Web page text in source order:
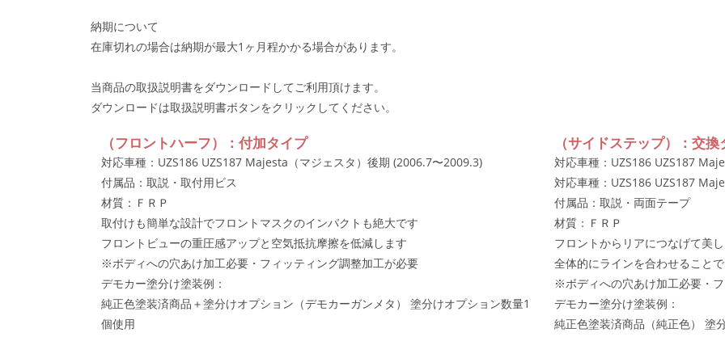
納期について
在庫切れの場合は納期が最大1ヶ月程かかる場合があります。
当商品の取扱説明書をダウンロードしてご利用頂けます。
ダウンロードは取扱説明書ボタンをクリックしてください。
（フロントハーフ）：付加タイプ
対応車種：UZS186 UZS187 Majesta（マジェスタ）後期 (2006.7〜2009.3)
付属品：取説・取付用ビス
材質：ＦＲＰ
取付けも簡単な設計でフロントマスクのインパクトも絶大です
フロントビューの重圧感アップと空気抵抗摩擦を低減します
※ボディへの穴あけ加工必要・フィッティング調整加工が必要
デモカー塗分け塗装例：
純正色塗装済商品＋塗分けオプション（デモカーガンメタ） 塗分けオプション数量1
個使用
（サイドステップ）：交
対応車種：UZS186 UZS187
対応車種：UZS186 UZS187
付属品：取説・両面テープ
材質：ＦＲＰ
フロントからリアにつなげて美
全体的にラインを合わせること
※ボディへの穴あけ加工必要・
デモカー塗分け塗装例：
純正色塗装済商品（純正色） 塗